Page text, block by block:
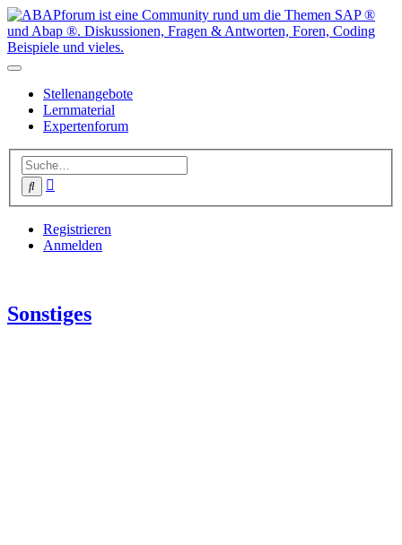
Stellenangebote
Lernmaterial
Expertenforum
Suche
Registrieren
Anmelden
Sonstiges